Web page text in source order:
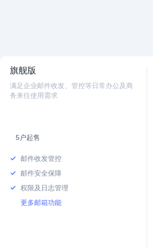
旗舰版
满足企业邮件收发、管控等日常办公及商
务来往使用需求
5户起售
邮件收发管控
邮件安全保障
权限及日志管理
更多邮箱功能